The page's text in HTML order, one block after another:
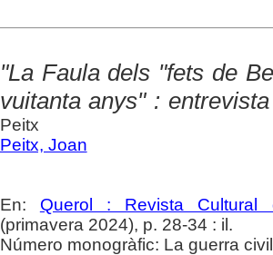
"La Faula dels "fets de
vuitanta anys" :
Peitx
Peitx, Joan
En: Querol : Revista Cultural
(primavera 2024), p. 28-34 : il.
Número monogràfic: La guerra